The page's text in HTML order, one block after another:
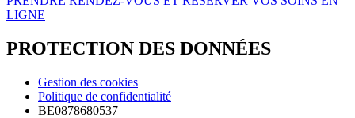
LIGNE
PROTECTION DES DONNÉES
Gestion des cookies
Politique de confidentialité
BE0878680537